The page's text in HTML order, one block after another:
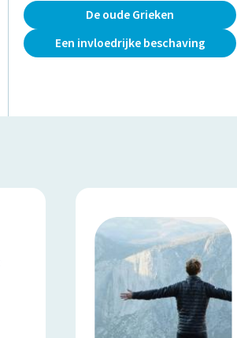
De oude Grieken
Een invloedrijke beschaving